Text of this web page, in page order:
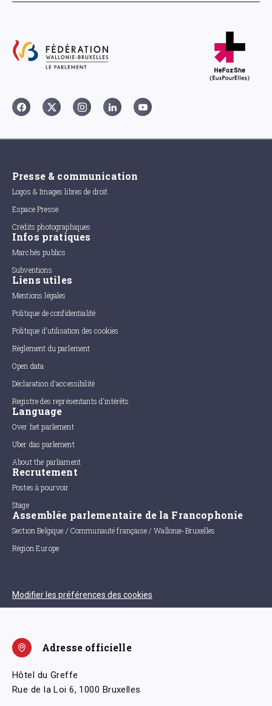
Presse & communication
Logos & Images libres de droit
Espace Presse
Crédits photographiques
Infos pratiques
Marchés publics
Subventions
Liens utiles
Mentions légales
Politique de confidentialité
Politique d'utilisation des cookies
Règlement du parlement
Open data
Déclaration d'accessibilité
Registre des représentants d'intérêts
Language
Over het parlement
Uber das parlement
About the parliament
Recrutement
Postes à pourvoir
Stage
Assemblée parlementaire de la Francophonie
Section Belgique / Communauté française / Wallonie-Bruxelles
Région Europe
Modifier les préférences des cookies
Adresse officielle
Hôtel du Greffe
Rue de la Loi 6, 1000 Bruxelles